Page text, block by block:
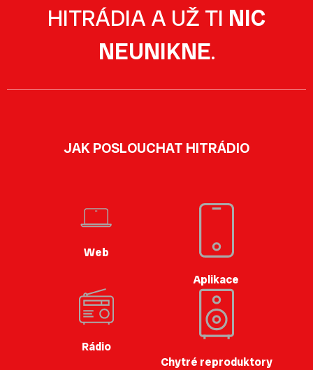
HITRÁDIA A UŽ TI NIC
NEUNIKNE.
JAK POSLOUCHAT HITRÁDIO
Web
Aplikace
Rádio
Chytré reproduktory